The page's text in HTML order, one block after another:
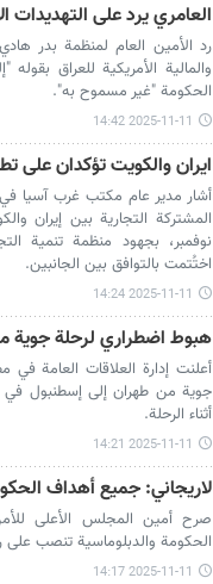
العامري يرد على التهديدات
رد الأمين العام لمنظمة بدر هادي
والمالية الأمريكية للعراق
الحكومة "غير مسموح به".
2025-11-11 14:42
ايران والكويت تؤكدان على
أشار مدير عام مكتب غرب آسيا في
نوفمبر، بجهود منظمة تنمية
اختُتمت بالتوافق بين الجانبين.
2025-11-11 14:24
هبوط اضطراري لرحلة جوية
أعلنت إدارة العلاقات العامة
أثناء الرحلة.
2025-11-11 14:21
لاريجاني: جميع أهداف
صرح أمين المجلس الأعلى
الحكومة والدبلوماسية تنصب على
2025-11-11 14:17